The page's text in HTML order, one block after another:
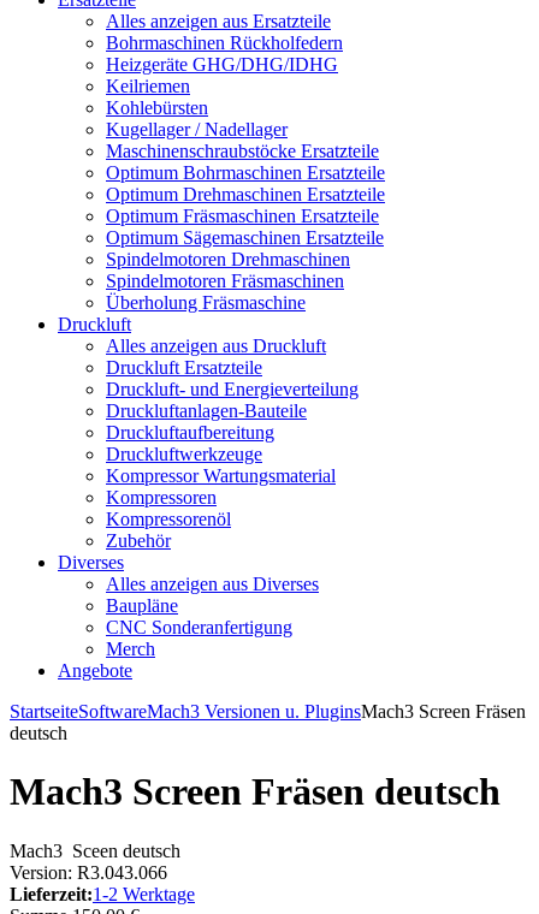
Alles anzeigen aus Ersatzteile
Bohrmaschinen Rückholfedern
Heizgeräte GHG/DHG/IDHG
Keilriemen
Kohlebürsten
Kugellager / Nadellager
Maschinenschraubstöcke Ersatzteile
Optimum Bohrmaschinen Ersatzteile
Optimum Drehmaschinen Ersatzteile
Optimum Fräsmaschinen Ersatzteile
Optimum Sägemaschinen Ersatzteile
Spindelmotoren Drehmaschinen
Spindelmotoren Fräsmaschinen
Überholung Fräsmaschine
Druckluft
Alles anzeigen aus Druckluft
Druckluft Ersatzteile
Druckluft- und Energieverteilung
Druckluftanlagen-Bauteile
Druckluftaufbereitung
Druckluftwerkzeuge
Kompressor Wartungsmaterial
Kompressoren
Kompressorenöl
Zubehör
Diverses
Alles anzeigen aus Diverses
Baupläne
CNC Sonderanfertigung
Merch
Angebote
StartseiteSoftwareMach3 Versionen u. PluginsMach3 Screen Fräsen
deutsch
Mach3 Screen Fräsen deutsch
Mach3 Sceen deutsch
Version: R3.043.066
Lieferzeit:1-2 Werktage